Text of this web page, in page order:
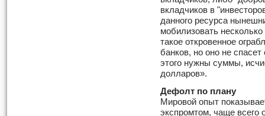
вкладчиков в
данного ресурса
мобилизовать
такое откровенное
банков, но оно не
этого нужны суммы,
долларов».
Дефолт по плану
Мировой опыт
экспромтом, чаще всего